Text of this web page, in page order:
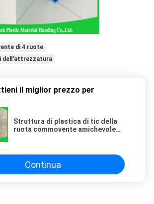
di 4 ruote
dell'attrezzatura
il miglior prezzo per
Struttura di plastica di tic della
ruota commovente amichevole
Continua